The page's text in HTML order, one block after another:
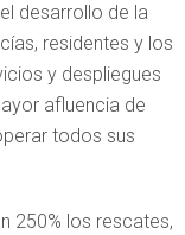
desarrollo de la
residentes y los
y despliegues
afluencia de
todos sus
250% los rescates,